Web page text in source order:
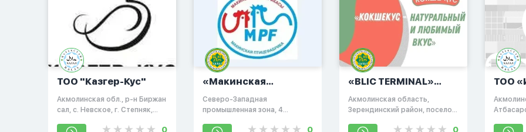
ТОО "Казгер-Кус"
Акмолинская обл., р-н Биржан
сал, с. Невское, г. Степняк,
0
«Макинская
Птицефабрика»
ЖШС
Северо-Западная
промышленная зона, 4
0
«BLIC TERMINAL»
ЖШС
Акмолинская область,
Зерендинский район, поселок
0
ТОО